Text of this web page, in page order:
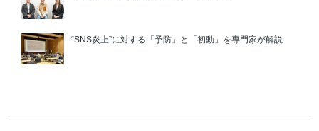
“SNS炎上”に対する「予防」と「初動」を専門家が解説